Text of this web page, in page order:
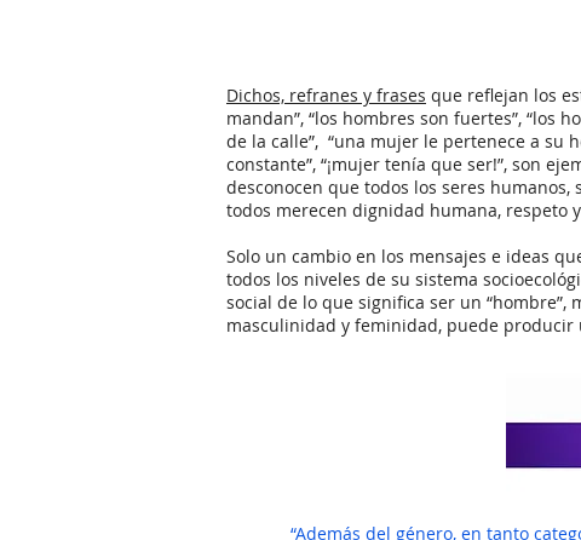
Dichos, refranes y frases que reflejan los
mandan”, “los hombres son fuertes”, “los
de la calle”, “una mujer le pertenece a su
constante”, “¡mujer tenía que ser!”, son
desconocen que todos los seres
todos merecen dignidad humana, respeto
Solo un cambio en los mensajes e ideas
todos los niveles de su sistema
social de lo que significa ser un
masculinidad y feminidad, puede producir
“Además del género, en tanto